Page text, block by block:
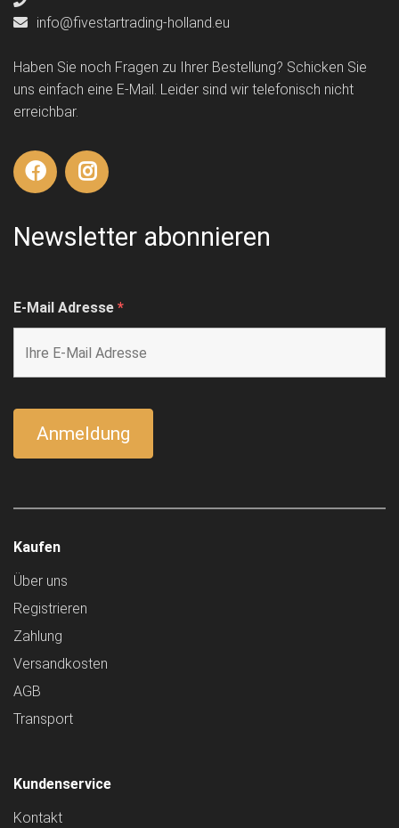
info@fivestartrading-holland.eu
Haben Sie noch Fragen zu Ihrer Bestellung? Schicken Sie
uns einfach eine E-Mail. Leider sind wir telefonisch nicht
erreichbar.
Newsletter abonnieren
E-Mail Adresse *
Kaufen
Über uns
Registrieren
Zahlung
Versandkosten
AGB
Transport
Kundenservice
Kontakt